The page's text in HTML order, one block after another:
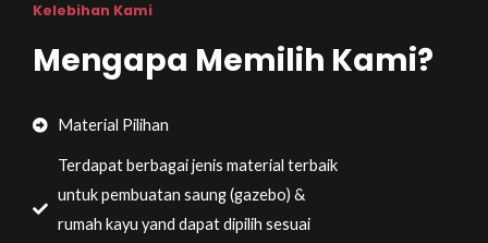
Kelebihan Kami
Mengapa Memilih Kami?
Material Pilihan
Terdapat berbagai jenis material terbaik
untuk pembuatan saung (gazebo) &
rumah kayu yand dapat dipilih sesuai